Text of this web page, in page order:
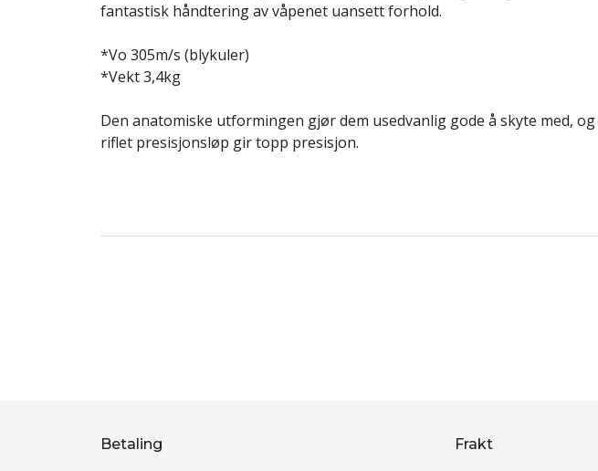
fantastisk håndtering av våpenet uansett forhold.
*Vo 305m/s (blykuler)
*Vekt 3,4kg
Den anatomiske utformingen gjør dem usedvanlig gode å skyte med, og
riflet presisjonsløp gir topp presisjon.
Betaling Frakt